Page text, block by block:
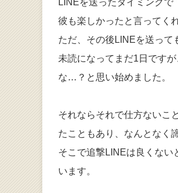
LINEを送ったタイミングで
彼も楽しかったと言ってく
ただ、その後LINEを送って
未読になってまだ1日です
な…？と思い始めました。
それならそれで仕方ないこ
たこともあり、なんとなく
そこで追撃LINEは良くない
います。